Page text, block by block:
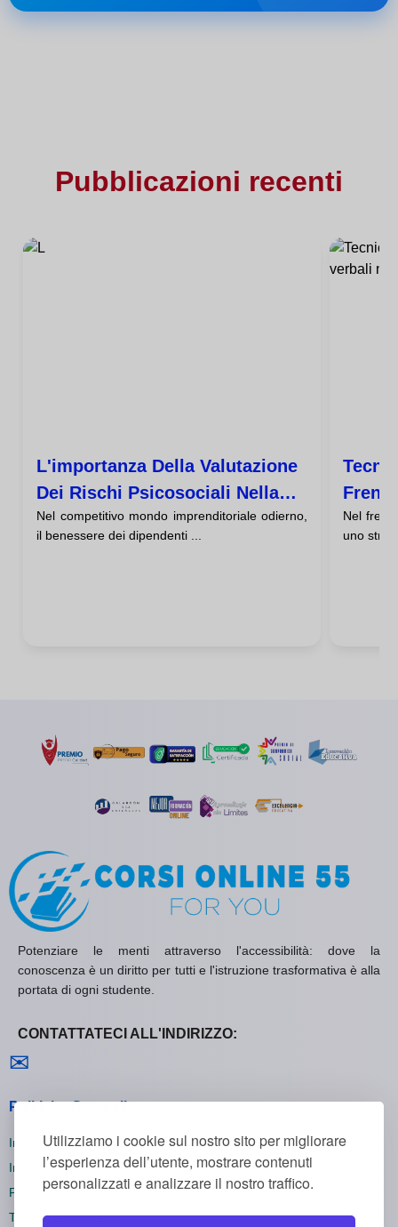
Utilizziamo i cookie sul nostro sito per migliorare
l’esperienza dell’utente, mostrare contenuti
personalizzati e analizzare il nostro traffico.
Pubblicazioni recenti
L'importanza Della Valutazione
Dei Rischi Psicosociali Nella
Tua Azienda
Nel competitivo mondo imprenditoriale odierno,
il benessere dei dipendenti ...
Nelle
Nel
uno
Potenziare le menti attraverso l'accessibilità: dove la
conoscenza è un diritto per tutti e l'istruzione trasformativa è alla
portata di ogni studente.
CONTATTATECI ALL'INDIRIZZO:
✉
Politiche Generali
Informativa sulla Privacy
Informativa sui Cookie
Politica di Rimborso
Termini e Condizioni